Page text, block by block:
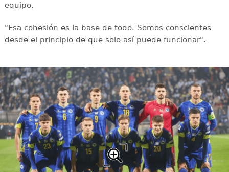
equipo.
"Esa cohesión es la base de todo. Somos conscientes
desde el principio de que solo así puede funcionar".